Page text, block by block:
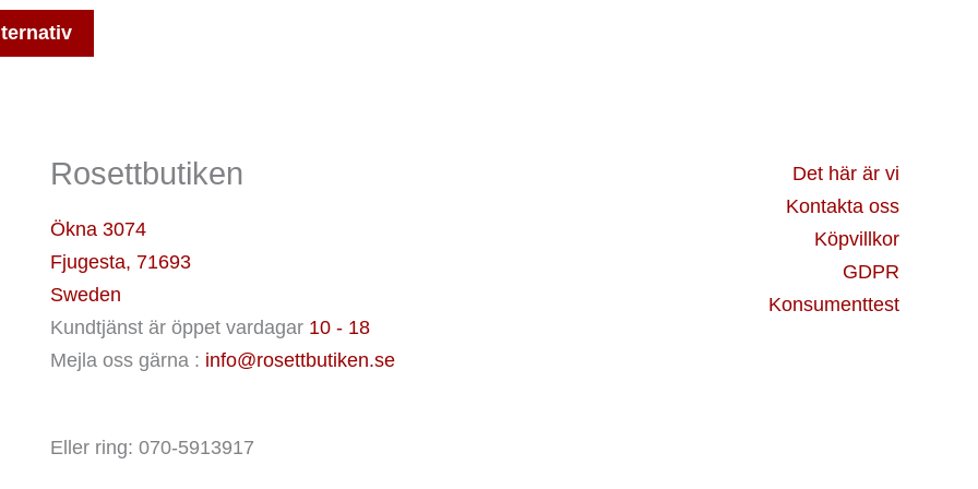
olika
på
produktsidan
Rosettbutiken
Ökna 3074
Fjugesta, 71693
Sweden
Kundtjänst är öppet vardagar 10 - 18
Mejla oss gärna : info@rosettbutiken.se
Eller ring: 070-5913917
Det här är vi
Kontakta oss
Köpvillkor
GDPR
Konsumenttest